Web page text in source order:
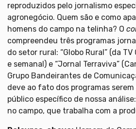
reproduzidos pelo jornalismo
agronegócio. Quem são e como
homens do campo na telinha? O
compreendeu três programas
do setor rural: “Globo Rural” (da
e semanal) e “Jornal Terraviva”
Grupo Bandeirantes de
deve ao fato dos programas
público específico de nossa
no campo, que trabalha com a